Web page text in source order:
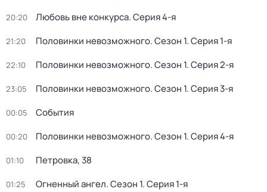
20:20 Любовь вне конкурса. Серия 4-я
21:20 Половинки невозможного. Сезон 1. Серия 1-я
22:10 Половинки невозможного. Сезон 1. Серия 2-я
23:05 Половинки невозможного. Сезон 1. Серия 3-я
00:05 События
00:20 Половинки невозможного. Сезон 1. Серия 4-я
01:10 Петровка, 38
01:25 Огненный ангел. Сезон 1. Серия 1-я